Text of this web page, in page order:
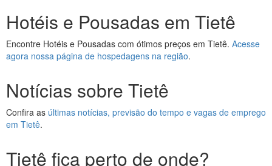
Hotéis e Pousadas em Tietê
Encontre Hotéis e Pousadas com ótimos preços em Tietê. Acesse
agora nossa página de hospedagens na região.
Notícias sobre Tietê
Confira as últimas notícias, previsão do tempo e vagas de emprego
em Tietê.
Tietê fica perto de onde?